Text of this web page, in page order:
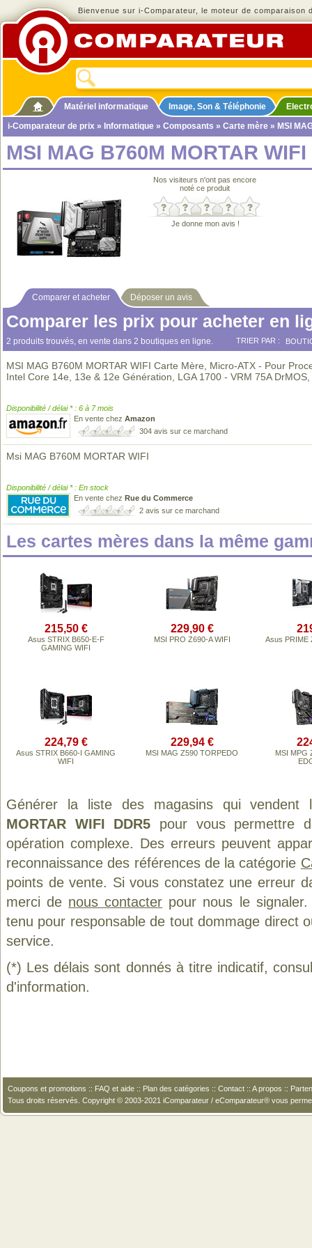
Bienvenue sur i-Comparateur, le moteur de comparaison
Matériel informatique Image, Son & Téléphonie
i-Comparateur de prix » Informatique » Composants » Carte mère » MSI
MSI MAG B760M MORTAR WIFI
Nos visiteurs n'ont pas encore
noté ce produit
Je donne mon avis !
Comparer et acheter Déposer un avis
Comparer les prix pour acheter en
2 produits trouvés, en vente dans 2 boutiques en ligne. TRIER PAR :
MSI MAG B760M MORTAR WIFI Carte Mère, Micro-ATX - Pour
Intel Core 14e, 13e & 12e Génération, LGA 1700 - VRM 75A DrMOS,
Disponibilité / délai * : 6 à 7 mois
En vente chez Amazon
304 avis sur ce marchand
Msi MAG B760M MORTAR WIFI
Disponibilité / délai * : En stock
En vente chez Rue du Commerce
2 avis sur ce marchand
Les cartes mères dans la même
215,50 €
Asus STRIX B650-E-F
GAMING WIFI
229,90 €
MSI PRO Z690-A WIFI Asus PRIME
224,79 €
Asus STRIX B660-I GAMING
WIFI
229,94 €
MSI MAG Z590 TORPEDO
MSI MPG
Générer la liste des magasins qui
MORTAR WIFI DDR5 pour vous permettre
opération complexe. Des erreurs peuvent
reconnaissance des références de la catégorie
points de vente. Si vous constatez une erreur
merci de nous contacter pour nous le
tenu pour responsable de tout dommage direct
service.
(*) Les délais sont donnés à titre indicatif,
d'information.
Coupons et promotions :: FAQ et aide :: Plan des catégories :: Contact :: A propos ::
Tous droits réservés. Copyright © 2003-2021 iComparateur / eComparateur® vous